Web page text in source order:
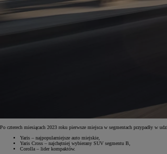
Po czterech miesiącach 2023 roku pierwsze miejsca w segmentach przypadły w
Yaris – najpopularniejsze auto miejskie,
Yaris Cross – najchętniej wybierany SUV segmentu B,
Corolla – lider kompaktów.